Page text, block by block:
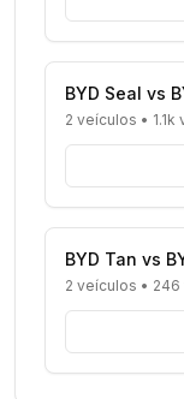
BYD Seal vs
2 veículos •
BYD Tan vs
2 veículos • 246